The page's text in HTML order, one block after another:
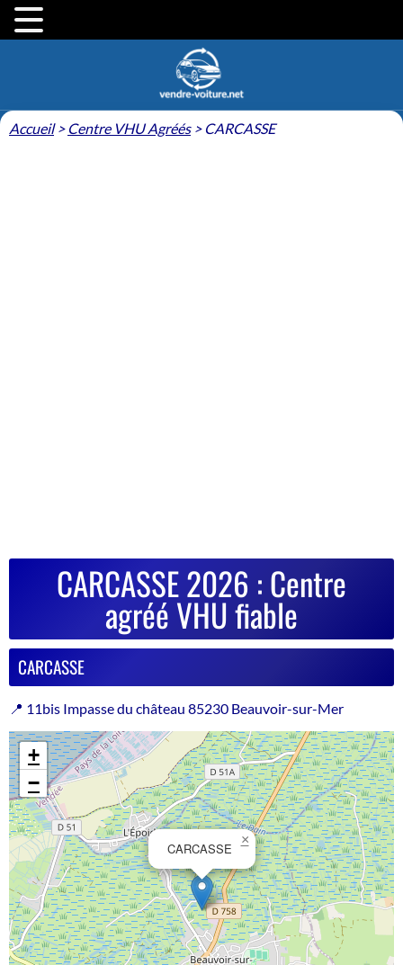
Accueil> Centre VHU Agréés> CARCASSE
CARCASSE 2026 : Centre
agréé VHU fiable
CARCASSE
📍 11bis Impasse du château 85230 Beauvoir-sur-Mer
CARCASSE
×
+
−